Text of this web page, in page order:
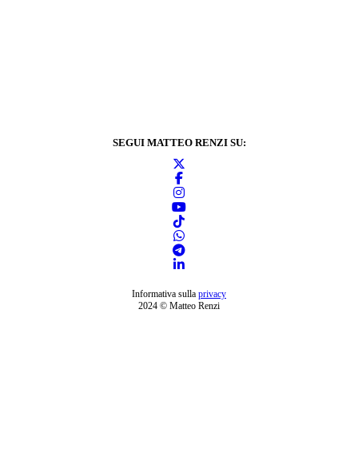
SEGUI MATTEO RENZI SU:
Informativa sulla privacy
2024 © Matteo Renzi